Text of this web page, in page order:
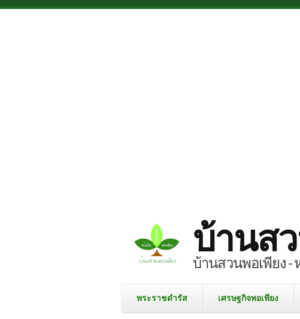
Skip to main content
บ้านส
บ้านสวนพอเพียง -
พระราชดำรัส เศรษฐกิจพอเพียง